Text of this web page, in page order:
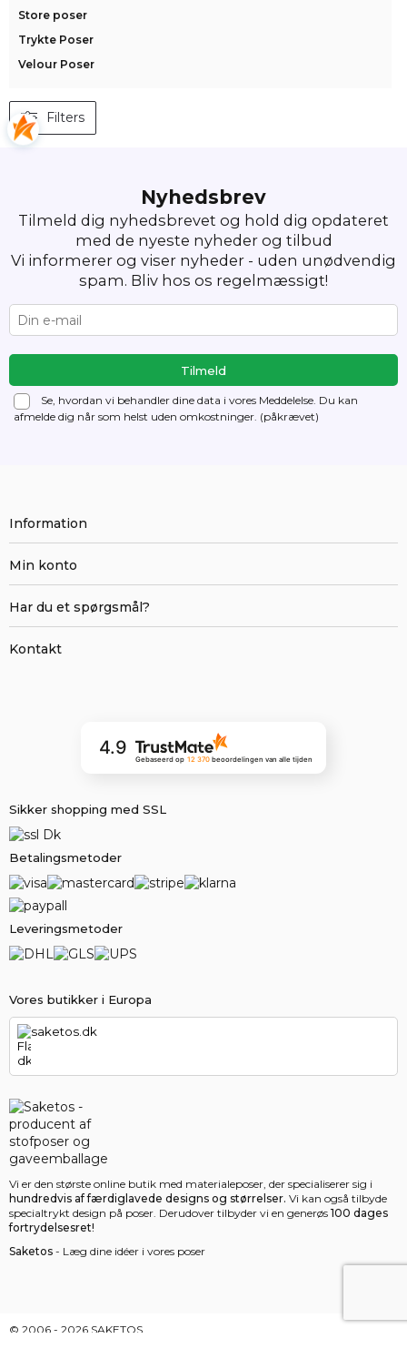
Store poser
Trykte Poser
Velour Poser
Filters
Nyhedsbrev
Tilmeld dig nyhedsbrevet og hold dig opdateret
med de nyeste nyheder og tilbud
Vi informerer og viser nyheder - uden unødvendig
spam. Bliv hos os regelmæssigt!
Se, hvordan vi behandler dine data i vores Meddelelse. Du kan
afmelde dig når som helst uden omkostninger. (påkrævet)
Vi er den største online butik med materialeposer, der specialiserer sig i
hundredvis af færdiglavede designs og størrelser. Vi kan også tilbyde
specialtrykt design på poser. Derudover tilbyder vi en generøs 100 dages
fortrydelsesret!
Saketos - Læg dine idéer i vores poser
Vores butikker i Europa
saketos.dk
Information
Min konto
Har du et spørgsmål?
Kontakt
4.9
Gebaseerd op 12 370beoordelingen van alle tijden
Sikker shopping med SSL
Betalingsmetoder
Leveringsmetoder
© 2006 - 2026 SAKETOS